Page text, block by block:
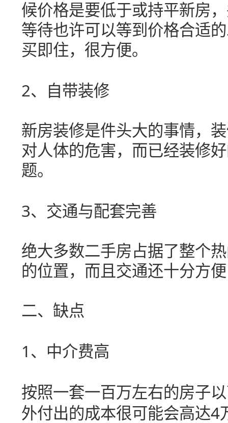
候价格是要低于或持平新房
等待也许可以等到价格合适
买即住，很方便。
2、自带装修
新房装修是件头大的事情，
对人体的危害，而已经装修
题。
3、交通与配套完善
绝大多数二手房占据了整个
的位置，而且交通还十分方
二、缺点
1 、中介费高
按照一套一百万左右的房子
外付出的成本很可能会高达4